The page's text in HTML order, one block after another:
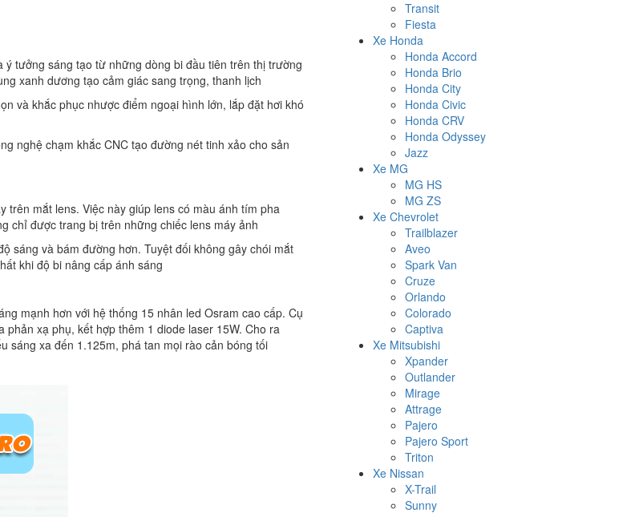
tưởng sáng tạo từ những dòng bi đầu tiên trên thị trường
xanh dương tạo cảm giác sang trọng, thanh lịch
và khắc phục nhược điểm ngoại hình lớn, lắp đặt hơi khó
nghệ chạm khắc CNC tạo đường nét tinh xảo cho sản
trên mắt lens. Việc này giúp lens có màu ánh tím pha
chỉ được trang bị trên những chiếc lens máy ảnh
sáng và bám đường hơn. Tuyệt đối không gây chói mắt
khi độ bi nâng cấp ánh sáng
mạnh hơn với hệ thống 15 nhân led Osram cao cấp. Cụ
xạ phụ, kết hợp thêm 1 diode laser 15W. Cho ra
sáng xa đến 1.125m, phá tan mọi rào cản bóng tối
Transit
Fiesta
Xe Honda
Honda Accord
Honda Brio
Honda City
Honda Civic
Honda CRV
Honda Odyssey
Jazz
Xe MG
MG HS
MG ZS
Xe Chevrolet
Trailblazer
Aveo
Spark Van
Cruze
Orlando
Colorado
Captiva
Xe Mitsubishi
Xpander
Outlander
Mirage
Attrage
Pajero
Pajero Sport
Triton
Xe Nissan
X-Trail
Sunny